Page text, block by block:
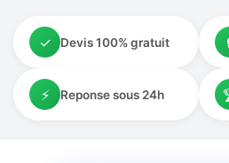
✓ Devis 100% gratuit
⚡ Reponse sous 24h